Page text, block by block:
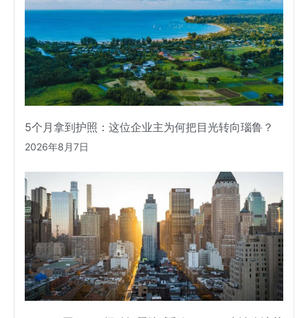
5个月拿到护照：这位企业主为何把目光转向瑙鲁？
2026年8月7日